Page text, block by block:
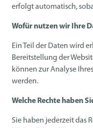
erfolgt automatisch,
Wofür nutzen wir Ihre
Ein Teil der Daten wird
Bereitstellung der
können zur Analyse
werden.
Welche Rechte haben
Sie haben jederzeit das